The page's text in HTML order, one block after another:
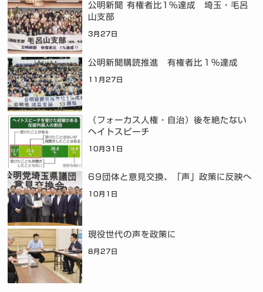
公明新聞 有権者比1%達成 埼玉・毛呂
山支部
3月27日
公明新聞購読推進 有権者比１％達成
11月27日
（フォーカス人権・自治）後を絶たない
ヘイトスピーチ
10月31日
69団体と意見交換、「声」政策に反映へ
10月1日
現役世代の声を政策に
8月27日